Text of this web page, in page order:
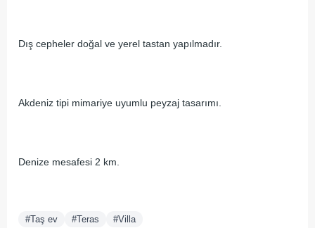
Dış cepheler doğal ve yerel tastan yapılmadır.
Akdeniz tipi mimariye uyumlu peyzaj tasarımı.
Denize mesafesi 2 km.
#Taş ev #Teras #Villa